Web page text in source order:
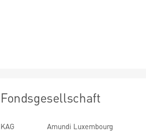
Fondsgesellschaft
KAG
Amundi Luxembourg